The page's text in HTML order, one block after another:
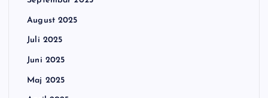
August 2025
Juli 2025
Juni 2025
Maj 2025